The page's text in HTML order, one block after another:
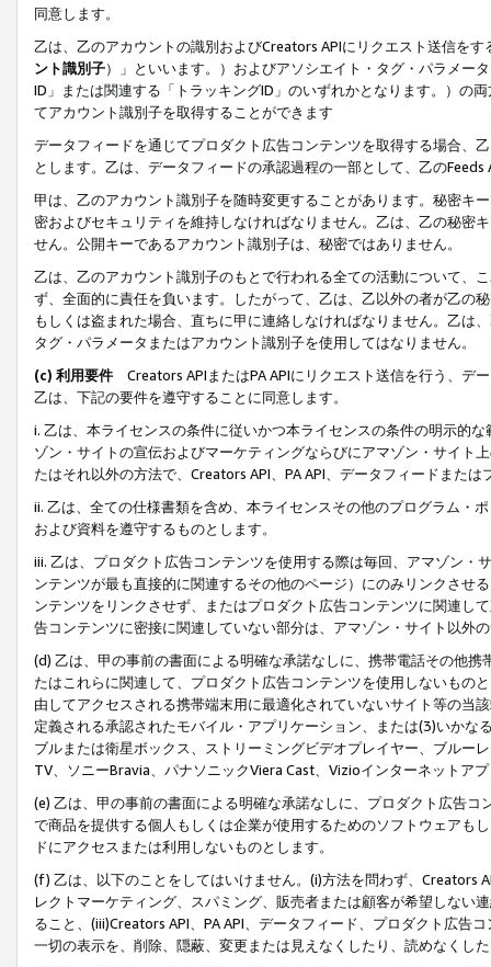
同意します。
乙は、乙のアカウントの識別およびCreators APIにリクエスト送信を
ント識別子）」といいます。）およびアソシエイト・タグ・パラメー
ID」または関連する「トラッキングID」のいずれかとなります。）の
てアカウント識別子を取得することができます
データフィードを通じてプロダクト広告コンテンツを取得する場合、
とします。乙は、データフィードの承認過程の一部として、乙の
甲は、乙のアカウント識別子を随時変更することがあります。秘密キ
密およびセキュリティを維持しなければなりません。乙は、乙の秘密
せん。公開キーであるアカウント識別子は、秘密ではありません。
乙は、乙のアカウント識別子のもとで行われる全ての活動について、
ず、全面的に責任を負います。したがって、乙は、乙以外の者が乙の
もしくは盗まれた場合、直ちに甲に連絡しなければなりません。乙は
タグ・パラメータまたはアカウント識別子を使用してはなりません。
(c) 利用要件 Creators APIまたはPA APIにリクエスト送信を行う、デ
乙は、下記の要件を遵守することに同意します。
i. 乙は、本ライセンスの条件に従いかつ本ライセンスの条件の明示的
ゾン・サイトの宣伝およびマーケティングならびにアマゾン・サイト
たはそれ以外の方法で、Creators API、PA API、データフィードまた
ii. 乙は、全ての仕様書類を含め、本ライセンスその他のプログラム・
および資料を遵守するものとします。
iii. 乙は、プロダクト広告コンテンツを使用する際は毎回、アマゾン
ンテンツが最も直接的に関連するその他のページ）にのみリンクさせ
ンテンツをリンクさせず、またはプロダクト広告コンテンツに関連し
告コンテンツに密接に関連していない部分は、アマゾン・サイト以外
(d) 乙は、甲の事前の書面による明確な承諾なしに、携帯電話その他
たはこれらに関連して、プロダクト広告コンテンツを使用しないもの
由してアクセスされる携帯端末用に最適化されていないサイト等の当
定義される承認されたモバイル・アプリケーション、または(3)いか
ブルまたは衛星ボックス、ストリーミングビデオプレイヤー、ブルー
TV、ソニーBravia、パナソニックViera Cast、Vizioインターネットア
(e) 乙は、甲の事前の書面による明確な承諾なしに、プロダクト広告
で商品を提供する個人もしくは企業が使用するためのソフトウェアも
ドにアクセスまたは利用しないものとします。
(f) 乙は、以下のことをしてはいけません。(i)方法を問わず、Creators
レクトマーケティング、スパミング、販売者または顧客が希望しない
ること、(iii)Creators API、PA API、データフィード、プロダクト広告
一切の表示を、削除、隠蔽、変更または見えなくしたり、読めなくし